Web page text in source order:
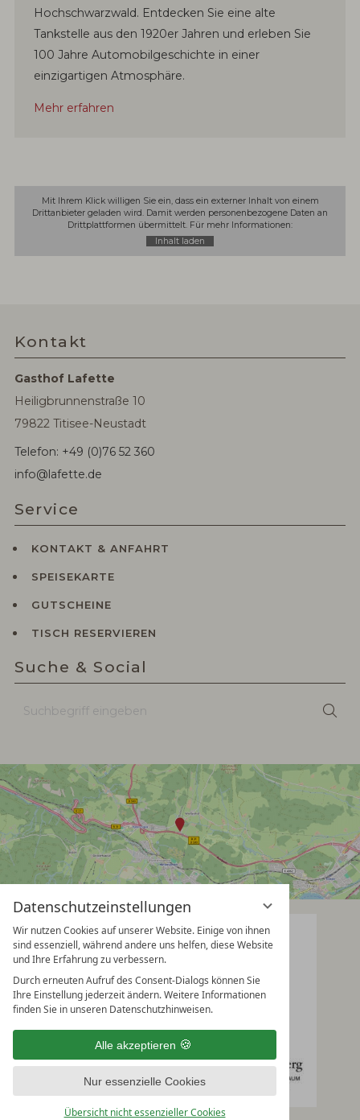
Datenschutzeinstellungen
Wir nutzen Cookies auf unserer Website. Einige von ihnen
sind essenziell, während andere uns helfen, diese Website
und Ihre Erfahrung zu verbessern.
Durch erneuten Aufruf des Consent-Dialogs können Sie
Ihre Einstellung jederzeit ändern. Weitere Informationen
finden Sie in unseren Datenschutzhinweisen.
Alle akzeptieren
Nur essenzielle Cookies
Übersicht nicht essenzieller Cookies
Hochschwarzwald. Entdecken Sie eine alte
Tankstelle aus den 1920er Jahren und erleben Sie
100 Jahre Automobilgeschichte in einer
einzigartigen Atmosphäre.
Mehr erfahren
Mit Ihrem Klick willigen Sie ein, dass ein externer Inhalt von einem
Drittanbieter geladen wird. Damit werden personenbezogene Daten an
Drittplattformen übermittelt. Für mehr Informationen:
Inhalt laden
Kontakt
Gasthof Lafette
Heiligbrunnenstraße 10
79822 Titisee-Neustadt
Telefon: +49 (0)76 52 360
info@lafette.de
Service
KONTAKT & ANFAHRT
SPEISEKARTE
GUTSCHEINE
TISCH RESERVIEREN
Suche & Social
Suchbegriff